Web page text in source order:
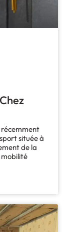
située à
de la
mobilité